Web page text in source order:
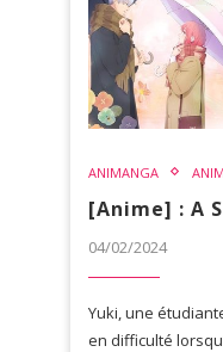
ANIMANGA
[Anime] : A
04/02/2024
Yuki, une
en difficulté